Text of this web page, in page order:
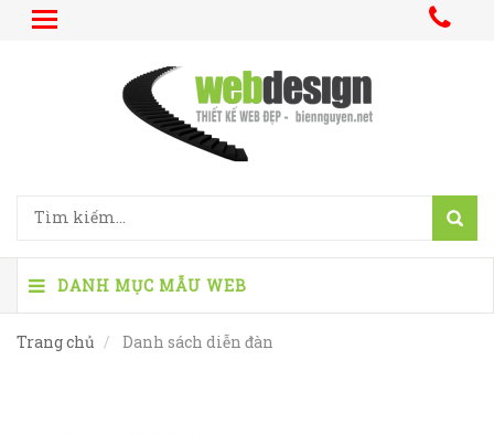
DANH MỤC MẪU WEB
Trang chủ Danh sách diễn đàn